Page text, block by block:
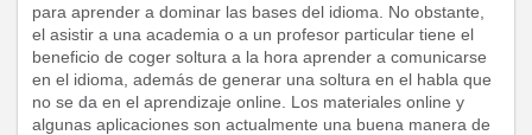
para aprender a dominar las bases del idioma. No obstante,
el asistir a una academia o a un profesor particular tiene el
beneficio de coger soltura a la hora aprender a comunicarse
en el idioma, además de generar una soltura en el habla que
no se da en el aprendizaje online. Los materiales online y
algunas aplicaciones son actualmente una buena manera de